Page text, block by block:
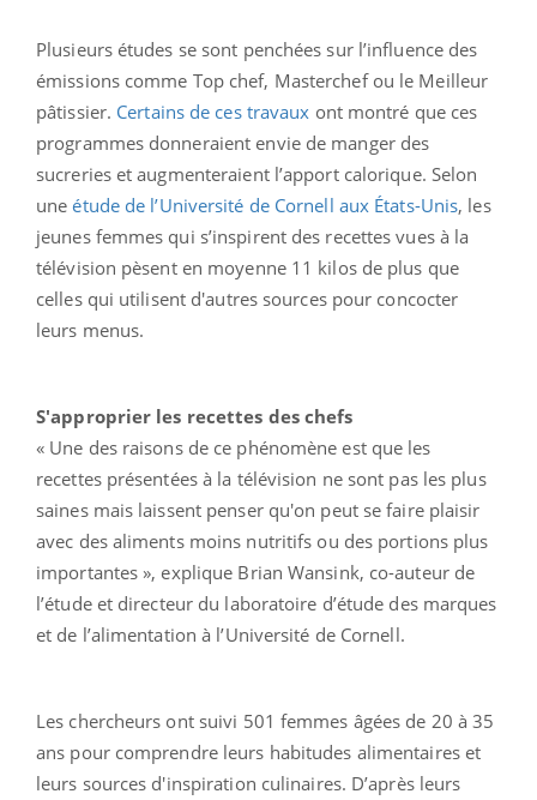
Plusieurs études se sont penchées sur l’influence des
émissions comme Top chef, Masterchef ou le Meilleur
pâtissier. Certains de ces travaux ont montré que ces
programmes donneraient envie de manger des
sucreries et augmenteraient l’apport calorique. Selon
uneétude de l’Université de Cornell aux États-Unis, les
jeunes femmes qui s’inspirent des recettes vues à la
télévision pèsent en moyenne 11 kilos de plus que
celles qui utilisent d'autres sources pour concocter
leurs menus.
S'approprier les recettes des chefs
« Une des raisons de ce phénomène est que les
recettes présentées à la télévision ne sont pas les plus
saines mais laissent penser qu'on peut se faire plaisir
avec des aliments moins nutritifs ou des portions plus
importantes », explique Brian Wansink, co-auteur de
l’étude et directeur du laboratoire d’étude des marques
et de l’alimentation à l’Université de Cornell.
Les chercheurs ont suivi 501 femmes âgées de 20 à 35
ans pour comprendre leurs habitudes alimentaires et
leurs sources d'inspiration culinaires. D’après leurs